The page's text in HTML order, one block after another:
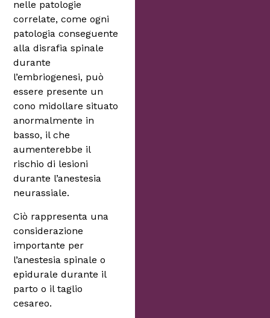
nelle patologie
correlate, come ogni
patologia conseguente
alla disrafia spinale
durante
l’embriogenesi, può
essere presente un
cono midollare situato
anormalmente in
basso, il che
aumenterebbe il
rischio di lesioni
durante l’anestesia
neurassiale.
Ciò rappresenta una
considerazione
importante per
l’anestesia spinale o
epidurale durante il
parto o il taglio
cesareo.